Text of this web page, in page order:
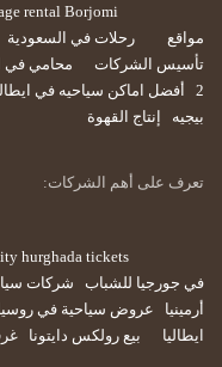
rental Borjomi
مواقع
رحلات في السعودية
تأسيس الشركات
محامي في
2
أفضل اماكن سياحيه في
بيجيه
إنتاج القهوة
تعرف على أهم الشركات:
hurghada tickets
في جورجيا للشباب
شركات
أرمينيا
عروض سياحية في
ايطاليا
بيع رولكس دايتونا